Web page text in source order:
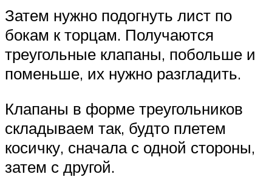
Затем нужно подогнуть лист по
бокам к торцам. Получаются
треугольные клапаны, побольше и
поменьше, их нужно разгладить.
Клапаны в форме треугольников
складываем так, будто плетем
косичку, сначала с одной стороны,
затем с другой.